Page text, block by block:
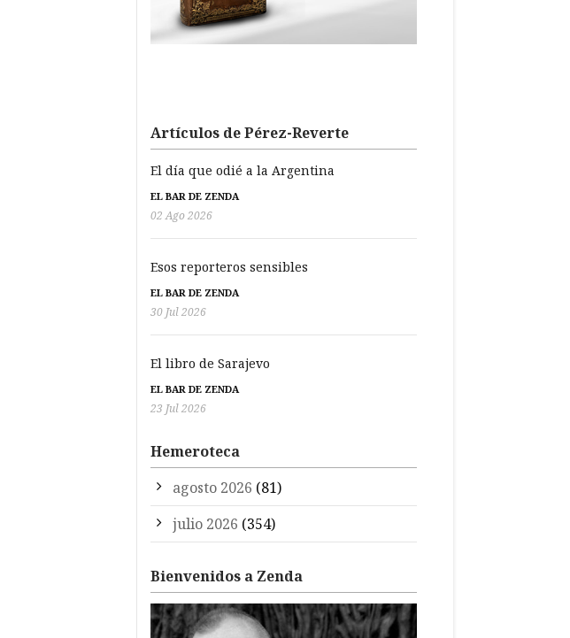
Artículos de Pérez-Reverte
El día que odié a la Argentina
EL BAR DE ZENDA
02 Ago 2026
Esos reporteros sensibles
EL BAR DE ZENDA
30 Jul 2026
El libro de Sarajevo
EL BAR DE ZENDA
23 Jul 2026
Hemeroteca
agosto 2026 (81)
julio 2026 (354)
Bienvenidos a Zenda